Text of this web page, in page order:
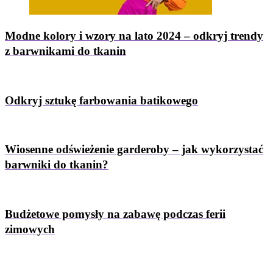
Modne kolory i wzory na lato 2024 – odkryj trendy
z barwnikami do tkanin
Odkryj sztukę farbowania batikowego
Wiosenne odświeżenie garderoby – jak wykorzystać
barwniki do tkanin?
Budżetowe pomysły na zabawę podczas ferii
zimowych